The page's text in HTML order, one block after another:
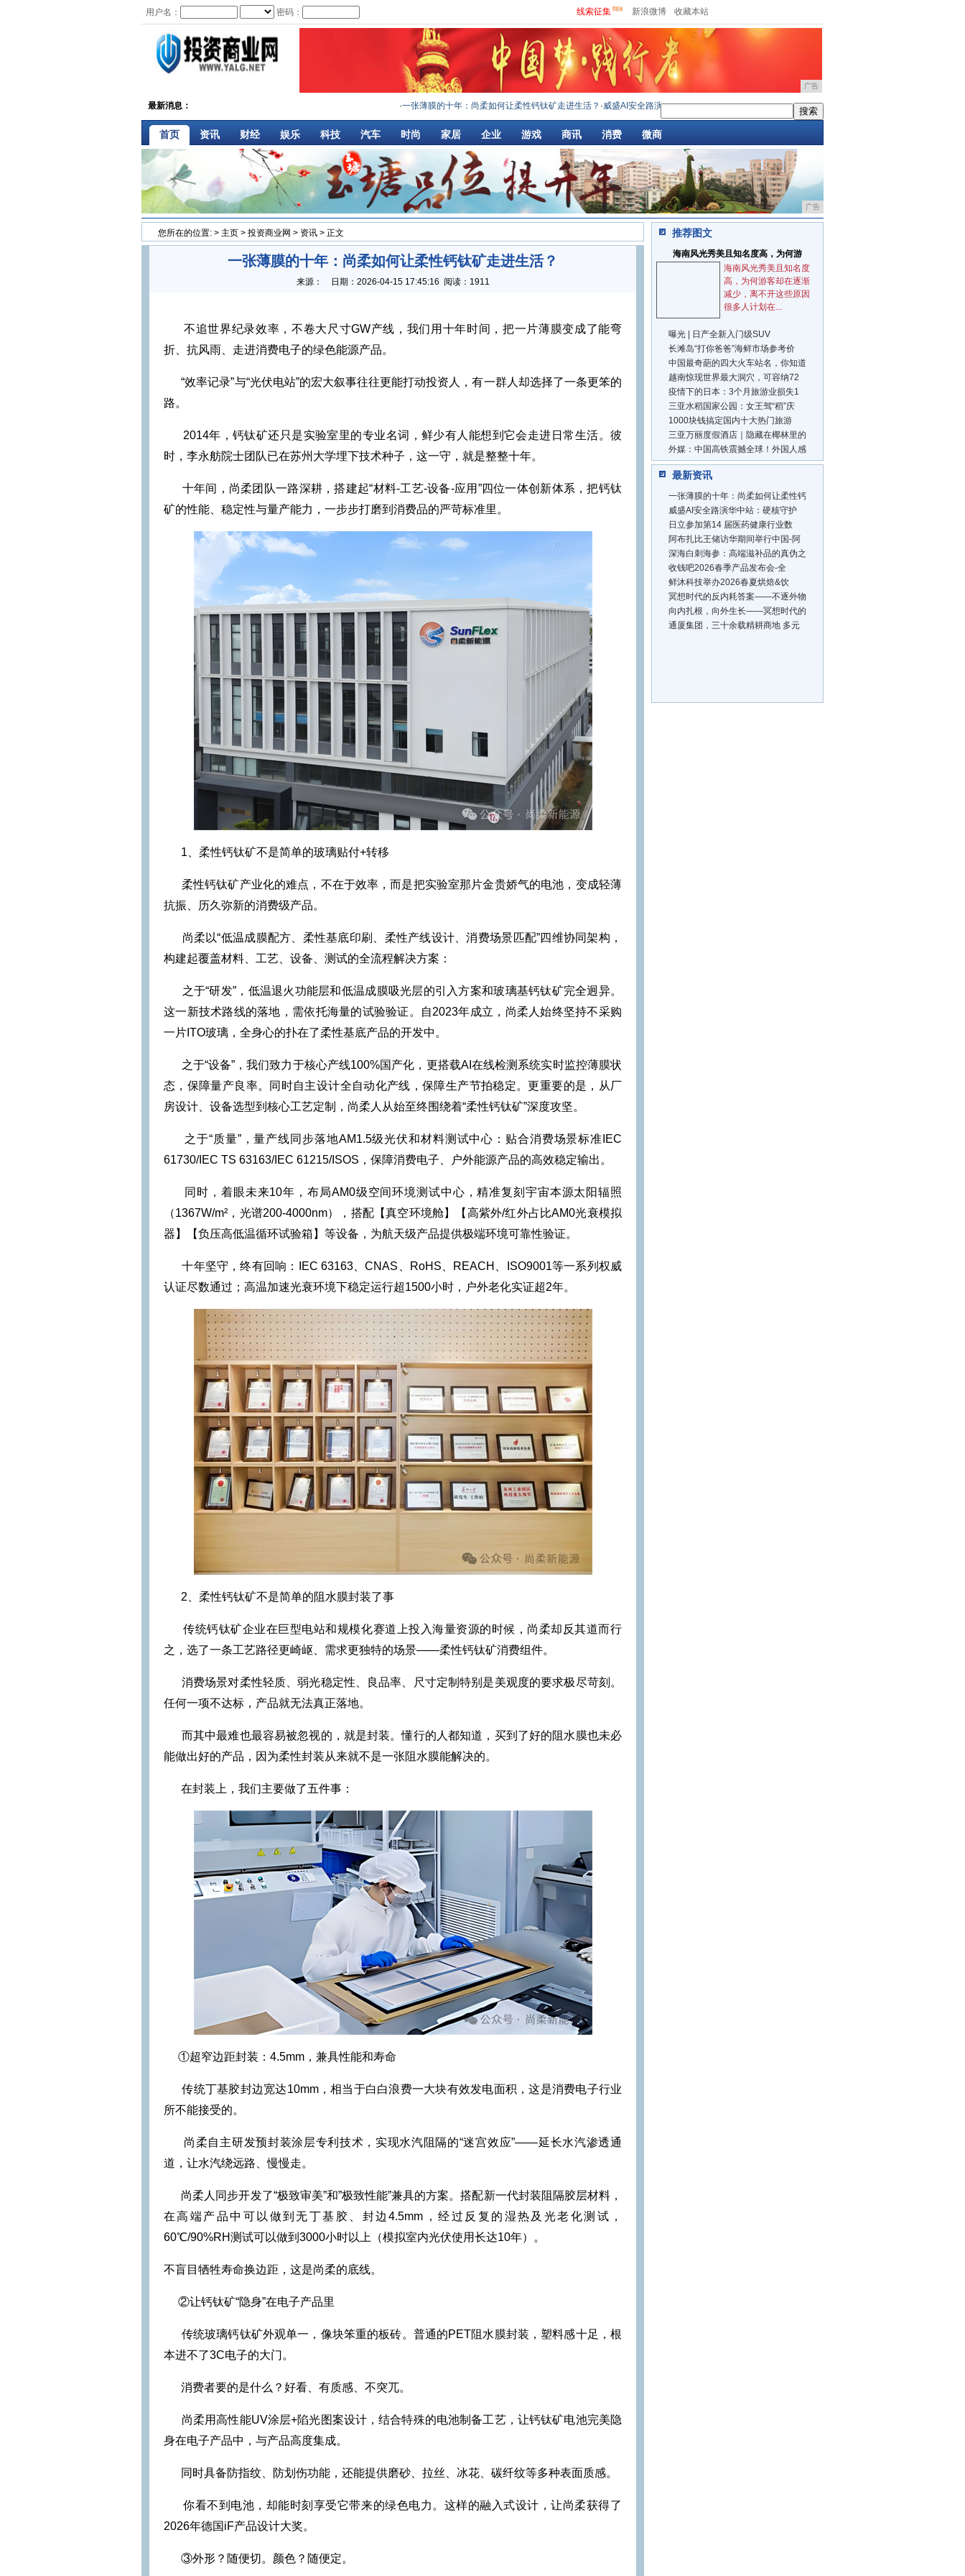
用户名： 密码： 线索征集 新浪微博 收藏本站
广告
最新消息： 一张薄膜的十年：尚柔如何让柔性钙钛矿走进生活？·威盛AI安全路演华中站：硬核守护叉车与天车安全·日立参加第14 届医药健康行业数字化高峰论坛
首页 资讯 财经 娱乐 科技 汽车 时尚 家居 企业 游戏 商讯 消费 微商
广告
您所在的位置: > 主页 > 投资商业网 > 资讯 > 正文
一张薄膜的十年：尚柔如何让柔性钙钛矿走进生活？
来源： 日期： 2026-04-15 17:45:16 阅读：1911
不追世界纪录效率，不卷大尺寸GW产线，我们用十年时间，把一片薄膜变成了能弯
折、抗风雨、走进消费电子的绿色能源产品。
“效率记录”与“光伏电站”的宏大叙事往往更能打动投资人，有一群人却选择了一条更笨的
路。
2014年，钙钛矿还只是实验室里的专业名词，鲜少有人能想到它会走进日常生活。彼
时，李永舫院士团队已在苏州大学埋下技术种子，这一守，就是整整十年。
十年间，尚柔团队一路深耕，搭建起“材料-工艺-设备-应用”四位一体创新体系，把钙钛
矿的性能、稳定性与量产能力，一步步打磨到消费品的严苛标准里。
1、柔性钙钛矿不是简单的玻璃贴付+转移
柔性钙钛矿产业化的难点，不在于效率，而是把实验室那片金贵娇气的电池，变成轻薄
抗振、历久弥新的消费级产品。
尚柔以“低温成膜配方、柔性基底印刷、柔性产线设计、消费场景匹配”四维协同架构，
构建起覆盖材料、工艺、设备、测试的全流程解决方案：
之于“研发”，低温退火功能层和低温成膜吸光层的引入方案和玻璃基钙钛矿完全迥异。
这一新技术路线的落地，需依托海量的试验验证。自2023年成立，尚柔人始终坚持不采购
一片ITO玻璃，全身心的扑在了柔性基底产品的开发中。
之于“设备”，我们致力于核心产线100%国产化，更搭载AI在线检测系统实时监控薄膜状
态，保障量产良率。同时自主设计全自动化产线，保障生产节拍稳定。更重要的是，从厂
房设计、设备选型到核心工艺定制，尚柔人从始至终围绕着“柔性钙钛矿”深度攻坚。
之于“质量”，量产线同步落地AM1.5级光伏和材料测试中心：贴合消费场景标准IEC
61730/IEC TS 63163/IEC 61215/ISOS，保障消费电子、户外能源产品的高效稳定输出。
同时，着眼未来10年，布局AM0级空间环境测试中心，精准复刻宇宙本源太阳辐照
（1367W/m²，光谱200-4000nm），搭配【真空环境舱】【高紫外/红外占比AM0光衰模拟
器】【负压高低温循环试验箱】等设备，为航天级产品提供极端环境可靠性验证。
十年坚守，终有回响：IEC 63163、CNAS、RoHS、REACH、ISO9001等一系列权威
认证尽数通过；高温加速光衰环境下稳定运行超1500小时，户外老化实证超2年。
2、柔性钙钛矿不是简单的阻水膜封装了事
传统钙钛矿企业在巨型电站和规模化赛道上投入海量资源的时候，尚柔却反其道而行
之，选了一条工艺路径更崎岖、需求更独特的场景——柔性钙钛矿消费组件。
消费场景对柔性轻质、弱光稳定性、良品率、尺寸定制特别是美观度的要求极尽苛刻。
任何一项不达标，产品就无法真正落地。
而其中最难也最容易被忽视的，就是封装。懂行的人都知道，买到了好的阻水膜也未必
能做出好的产品，因为柔性封装从来就不是一张阻水膜能解决的。
在封装上，我们主要做了五件事：
①超窄边距封装：4.5mm，兼具性能和寿命
传统丁基胶封边宽达10mm，相当于白白浪费一大块有效发电面积，这是消费电子行业
所不能接受的。
尚柔自主研发预封装涂层专利技术，实现水汽阻隔的“迷宫效应”——延长水汽渗透通
道，让水汽绕远路、慢慢走。
尚柔人同步开发了“极致审美”和”极致性能”兼具的方案。搭配新一代封装阻隔胶层材料，
在高端产品中可以做到无丁基胶、封边4.5mm，经过反复的湿热及光老化测试，
60℃/90%RH测试可以做到3000小时以上（模拟室内光伏使用长达10年）。
不盲目牺牲寿命换边距，这是尚柔的底线。
②让钙钛矿“隐身”在电子产品里
传统玻璃钙钛矿外观单一，像块笨重的板砖。普通的PET阻水膜封装，塑料感十足，根
本进不了3C电子的大门。
消费者要的是什么？好看、有质感、不突兀。
尚柔用高性能UV涂层+陷光图案设计，结合特殊的电池制备工艺，让钙钛矿电池完美隐
身在电子产品中，与产品高度集成。
同时具备防指纹、防划伤功能，还能提供磨砂、拉丝、冰花、碳纤纹等多种表面质感。
你看不到电池，却能时刻享受它带来的绿色电力。这样的融入式设计，让尚柔获得了
2026年德国iF产品设计大奖。
③外形？随便切。颜色？随便定。
推荐图文
海南风光秀美且知名度高，为何游
海南风光秀美且知名度
高，为何游客却在逐渐
减少，离不开这些原因
很多人计划在...
曝光 | 日产全新入门级SUV
长滩岛“打你爸爸”海鲜市场参考价
中国最奇葩的四大火车站名，你知道
越南惊现世界最大洞穴，可容纳72
疫情下的日本：3个月旅游业损失1
三亚水稻国家公园：女王驾“稻”庆
1000块钱搞定国内十大热门旅游
三亚万丽度假酒店｜隐藏在椰林里的
外媒：中国高铁震撼全球！外国人感
最新资讯
一张薄膜的十年：尚柔如何让柔性钙
威盛AI安全路演华中站：硬核守护
日立参加第14 届医药健康行业数
阿布扎比王储访华期间举行中国-阿
深海白刺海参：高端滋补品的真伪之
收钱吧2026春季产品发布会-全
鲜沐科技举办2026春夏烘焙&饮
冥想时代的反内耗答案——不逐外物
向内扎根，向外生长——冥想时代的
通厦集团，三十余载精耕商地 多元